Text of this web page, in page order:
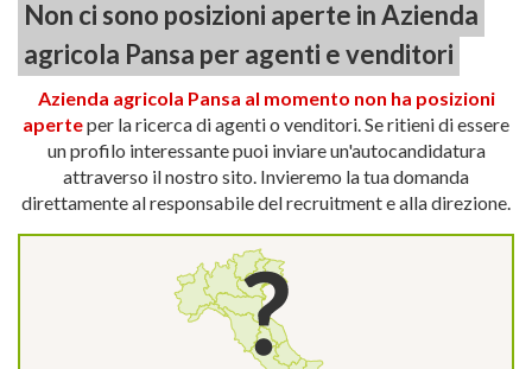
Non ci sono posizioni aperte in Azienda
agricola Pansa per agenti e venditori
Azienda agricola Pansa al momento non ha posizioni
aperteper la ricerca di agenti o venditori. Se ritieni di essere
un profilo interessante puoi inviare un'autocandidatura
attraverso il nostro sito. Invieremo la tua domanda
direttamente al responsabile del recruitment e alla direzione.